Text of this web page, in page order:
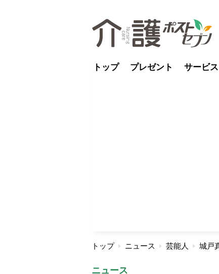
トップ プレゼント サービス
トップ ニュース 芸能人
ニュース